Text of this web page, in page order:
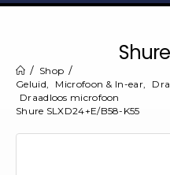
Shop
Geluid, Microfoon & In-ear,
Draadloos microfoon
Shure SLXD24+E/B58-K55